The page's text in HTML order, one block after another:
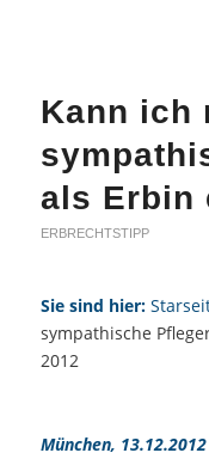
Kann ich
als Erbin
ERBRECHTSTIPP
Sie sind hier:
sympathische
2012
München, 13.12.2012